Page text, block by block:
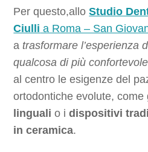
Per questo,alloStudio
Ciulli a Roma – San
a trasformare l’esperienza
qualcosa di più
al centro le esigenze del
ortodontiche evolute,
linguali o idispositivi
in ceramica.